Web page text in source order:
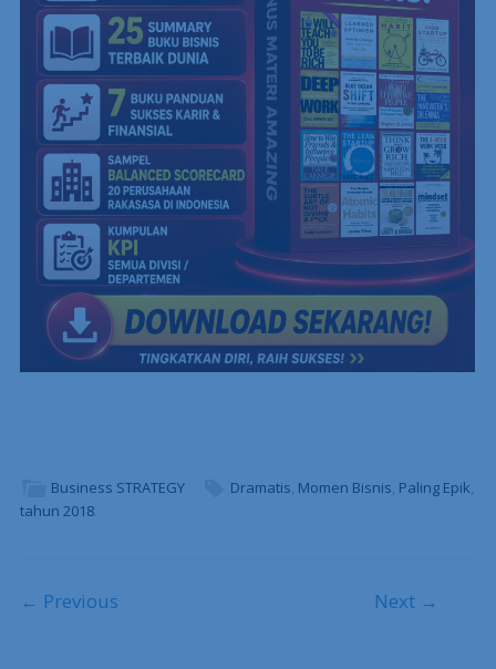
Business STRATEGY Dramatis Momen Bisnis Paling Epik
tahun 2018.
Post navigation
← Previous Next →